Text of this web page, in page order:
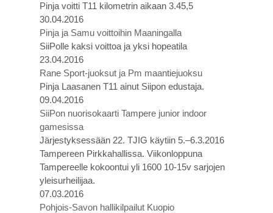
Pinja voitti T11 kilometrin aikaan 3.45,5
30.04.2016
Pinja ja Samu voittoihin Maaningalla
SiiPolle kaksi voittoa ja yksi hopeatila
23.04.2016
Rane Sport-juoksut ja Pm maantiejuoksu
Pinja Laasanen T11 ainut Siipon edustaja.
09.04.2016
SiiPon nuorisokaarti Tampere junior indoor
gamesissa
Järjestyksessään 22. TJIG käytiin 5.–6.3.2016
Tampereen Pirkkahallissa. Viikonloppuna
Tampereelle kokoontui yli 1600 10-15v sarjojen
yleisurheilijaa.
07.03.2016
Pohjois-Savon hallikilpailut Kuopio